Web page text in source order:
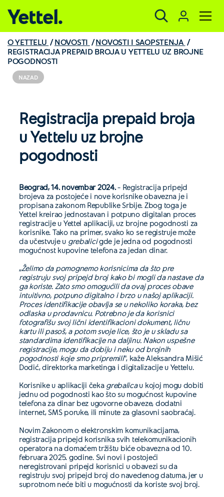
Yettel.
O YETTELU NOVOSTI
NOVOSTI I SAOPSTENJA
REGISTRACIJA PREPAID BROJA U YETTELU UZ BROJNE
POGODNOSTI
NAZAD
Registracija prepaid broja
u Yettelu uz brojne
pogodnosti
Beograd, 14. novembar 2024.– Registracija pripejd
brojeva za postojeće i nove korisnike obavezna je i
propisana zakonom Republike Srbije. Zbog toga je
Yettel kreirao jednostavan i potpuno digitalan proces
registracije u Yettel aplikaciji, uz brojne pogodnosti za
korisnike. Tako na primer, svako ko se registruje može
da učestvuje u grebalicigde je jedna od pogodnosti
mogućnost kupovine telefona za jedan dinar.
„Želimo da pomognemo korisnicima da što pre
registruju svoj pripejd broj kako bi mogli da nastave da
ga koriste. Zato smo omogućili da ovaj proces obave
intuitivno, potpuno digitalno i brzo u našoj aplikaciji.
Proces identifikacije obavlja se u nekoliko koraka, bez
odlaska u prodavnicu. Potrebno je da korisnici
fotografišu svoj lični identifikacioni dokument, ličnu
kartu ili pasoš, a potom svoje lice, što je u skladu sa
standardima identifikacije na daljinu. Nakon uspešne
registracije, mogu da dobiju i neku od brojnih
pogodnosti koje smo pripremili", kaže Aleksandra Mišić
Dodić, direktorka marketinga i digitalizacije u Yettelu.
Korisnike u aplikaciji čeka grebalicau kojoj mogu dobiti
jednu od pogodnosti kao što su mogućnost kupovine
telefona za dinar bez ugovorne obaveze, dodatni
internet, SMS poruke, ili minute za glasovni saobraćaj.
Novim Zakonom o elektronskim komunikacijama,
registracija pripejd korisnika svih telekomunikacionih
operatora na domaćem tržištu biće obavezna od 10.
februara 2025. godine. Svi novi i postojeći
neregistrovani pripejd korisnici u obavezi su da
registruju svoj pripejd broj do navedenog datuma, jer u
suprotnom neće biti u mogućnosti da koriste svoj broj.